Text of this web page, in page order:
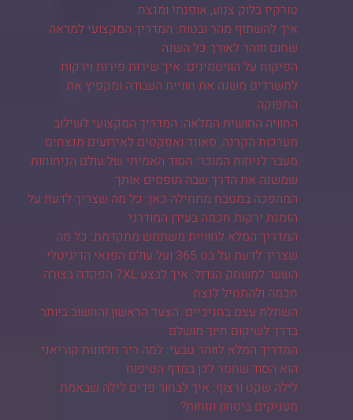
טורקיז בלוק צנוע, אופנתי ומנצח
איך להשתזף מהר ובטוח: המדריך המקצועי למראה
שחום וזוהר לאורך כל השנה
הפיקוח על הוויטמינים: איך שירות פירות וירקות
למשרדים משנה את חוויית העבודה ומקפיץ את
התפוקה
החוויה החושית המלאה: המדריך המקצועי לשילוב
מערכות הקרנה, סאונד ואפקטים לאירועים מנצחים
מעבר לניחוח המוכר: הסוד האמיתי של עולם הניחוחות
שמשנה את הדרך שבה תופסים אותך
המהפכה במטבח מתחילה כאן: כל מה שצריך לדעת על
הזמנת ירקות חכמה בעידן המודרני
המדריך המלא לחוויית משתמש מתקדמת: כל מה
שצריך לדעת על בט 365 ועל עולם הפנאי הדיגיטלי
השער למשחק הגדול: איך לבצע 7XL הפקדה בצורה
חכמה ולהתחיל לנצח
השתלת עצם בחניכיים: הצעד הראשון והחשוב ביותר
בדרך לשיקום חיוך מושלם
המדריך המלא לזוהר טבעי: למה ריר חלזונות קוריאני
הוא הסוד שחסר לכן במדף הטיפוח
לילה שקט ורצוף: איך לבחור פדים לילה שבאמת
מעניקים ביטחון ונוחות?